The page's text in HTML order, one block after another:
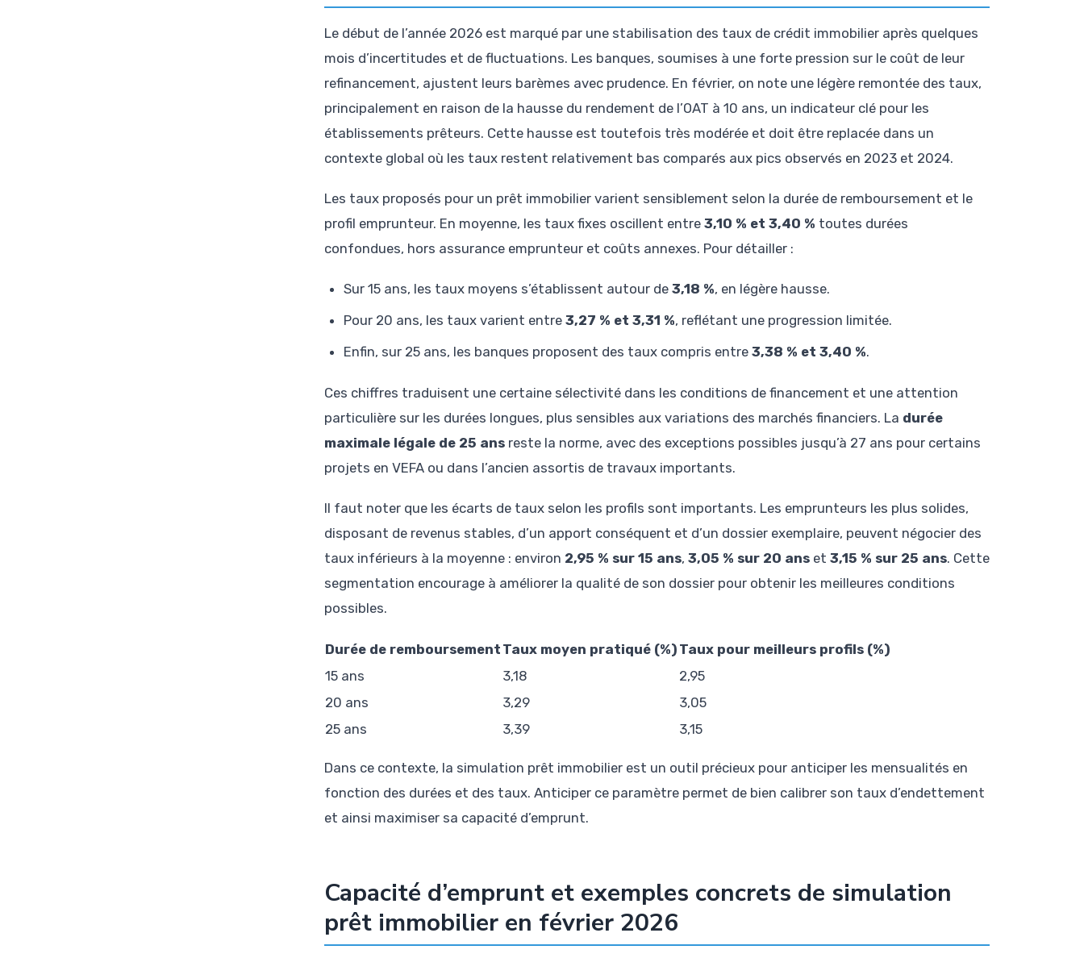
Le début de l’année 2026 est marqué par une stabilisation des taux de crédit immobilier après quelques
mois d’incertitudes et de fluctuations. Les banques, soumises à une forte pression sur le coût de leur
refinancement, ajustent leurs barèmes avec prudence. En février, on note une légère remontée des taux,
principalement en raison de la hausse du rendement de l’OAT à 10 ans, un indicateur clé pour les
établissements prêteurs. Cette hausse est toutefois très modérée et doit être replacée dans un
contexte global où les taux restent relativement bas comparés aux pics observés en 2023 et 2024.
Les taux proposés pour un prêt immobilier varient sensiblement selon la durée de remboursement et le
profil emprunteur. En moyenne, les taux fixes oscillent entre 3,10 % et 3,40 % toutes durées
confondues, hors assurance emprunteur et coûts annexes. Pour détailler :
Sur 15 ans, les taux moyens s’établissent autour de 3,18 %, en légère hausse.
Pour 20 ans, les taux varient entre 3,27 % et 3,31 %, reflétant une progression limitée.
Enfin, sur 25 ans, les banques proposent des taux compris entre 3,38 % et 3,40 %.
Ces chiffres traduisent une certaine sélectivité dans les conditions de financement et une attention
particulière sur les durées longues, plus sensibles aux variations des marchés financiers. La durée
maximale légale de 25 ans reste la norme, avec des exceptions possibles jusqu’à 27 ans pour certains
projets en VEFA ou dans l’ancien assortis de travaux importants.
Il faut noter que les écarts de taux selon les profils sont importants. Les emprunteurs les plus solides,
disposant de revenus stables, d’un apport conséquent et d’un dossier exemplaire, peuvent négocier des
taux inférieurs à la moyenne : environ 2,95 % sur 15 ans, 3,05 % sur 20 ans et 3,15 % sur 25 ans. Cette
segmentation encourage à améliorer la qualité de son dossier pour obtenir les meilleures conditions
possibles.
Durée de remboursement Taux moyen pratiqué (%) Taux pour meilleurs profils (%)
15 ans
3,18
2,95
20 ans
3,29
3,05
25 ans
3,39 3,15
Dans ce contexte, la simulation prêt immobilier est un outil précieux pour anticiper les mensualités en
fonction des durées et des taux. Anticiper ce paramètre permet de bien calibrer son taux d’endettement
et ainsi maximiser sa capacité d’emprunt.
Capacité d’emprunt et exemples concrets de simulation
prêt immobilier en février 2026